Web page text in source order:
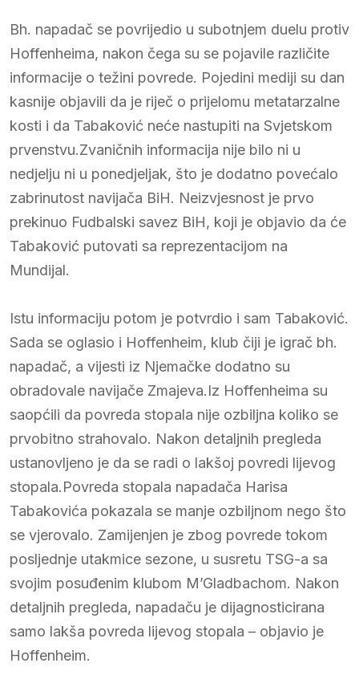
Bh. napadač se povrijedio u subotnjem duelu protiv
Hoffenheima, nakon čega su se pojavile različite
informacije o težini povrede. Pojedini mediji su dan
kasnije objavili da je riječ o prijelomu metatarzalne
kosti i da Tabaković neće nastupiti na Svjetskom
prvenstvu.Zvaničnih informacija nije bilo ni u
nedjelju ni u ponedjeljak, što je dodatno povećalo
zabrinutost navijača BiH. Neizvjesnost je prvo
prekinuo Fudbalski savez BiH, koji je objavio da će
Tabaković putovati sa reprezentacijom na
Mundijal.
Istu informaciju potom je potvrdio i sam Tabaković.
Sada se oglasio i Hoffenheim, klub čiji je igrač bh.
napadač, a vijesti iz Njemačke dodatno su
obradovale navijače Zmajeva.Iz Hoffenheima su
saopćili da povreda stopala nije ozbiljna koliko se
prvobitno strahovalo. Nakon detaljnih pregleda
ustanovljeno je da se radi o lakšoj povredi lijevog
stopala.Povreda stopala napadača Harisa
Tabakovića pokazala se manje ozbiljnom nego što
se vjerovalo. Zamijenjen je zbog povrede tokom
posljednje utakmice sezone, u susretu TSG-a sa
svojim posuđenim klubom M’Gladbachom. Nakon
detaljnih pregleda, napadaču je dijagnosticirana
samo lakša povreda lijevog stopala – objavio je
Hoffenheim.